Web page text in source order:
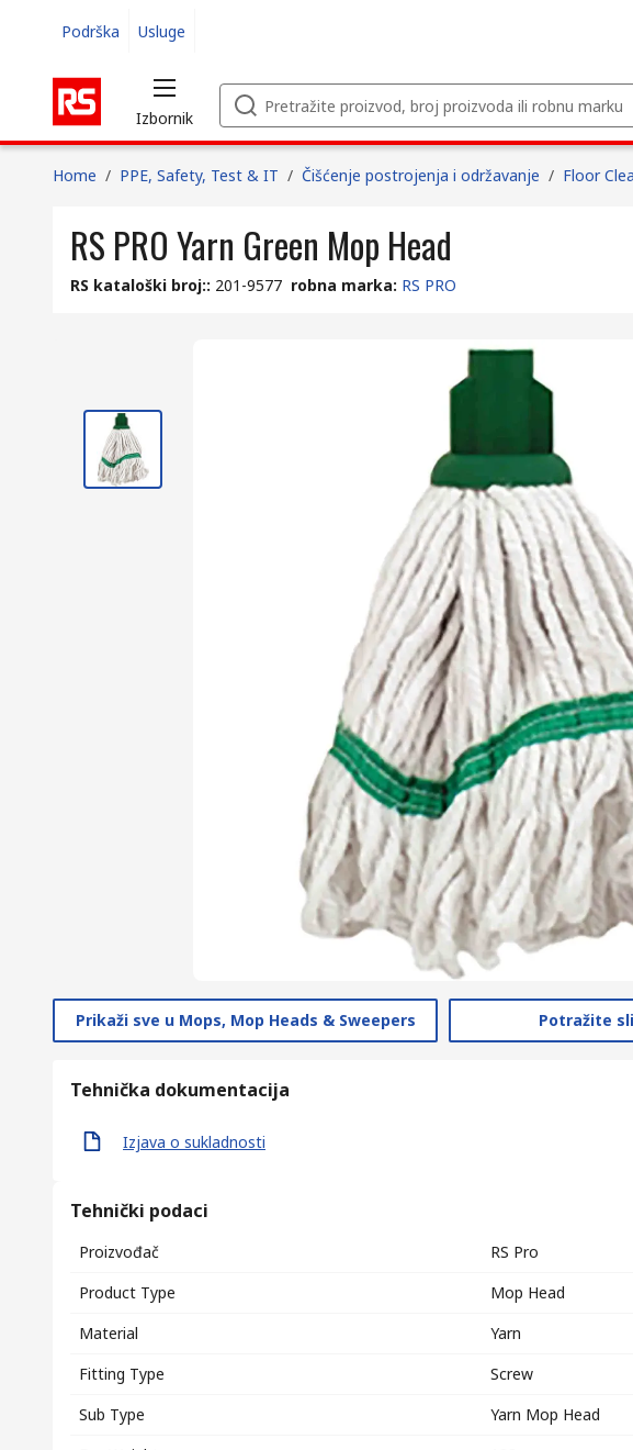
Podrška Usluge
Izbornik
Home / PPE, Safety, Test & IT / Čišćenje postrojenja i održavanje / Floor
RS PRO Yarn Green Mop Head
RS kataloški broj:: 201-9577 robna marka: RS PRO
Prikaži sve u Mops, Mop Heads & Sweepers Potražite
Tehnička dokumentacija
Izjava o sukladnosti
Tehnički podaci
Proizvođač
RS Pro
Product Type
Mop Head
Material
Yarn
Fitting Type
Screw
Sub Type
Yarn Mop Head